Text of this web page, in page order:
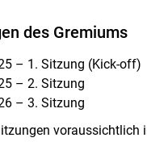
des Gremiums
– 1. Sitzung (Kick-off)
– 2. Sitzung
– 3. Sitzung